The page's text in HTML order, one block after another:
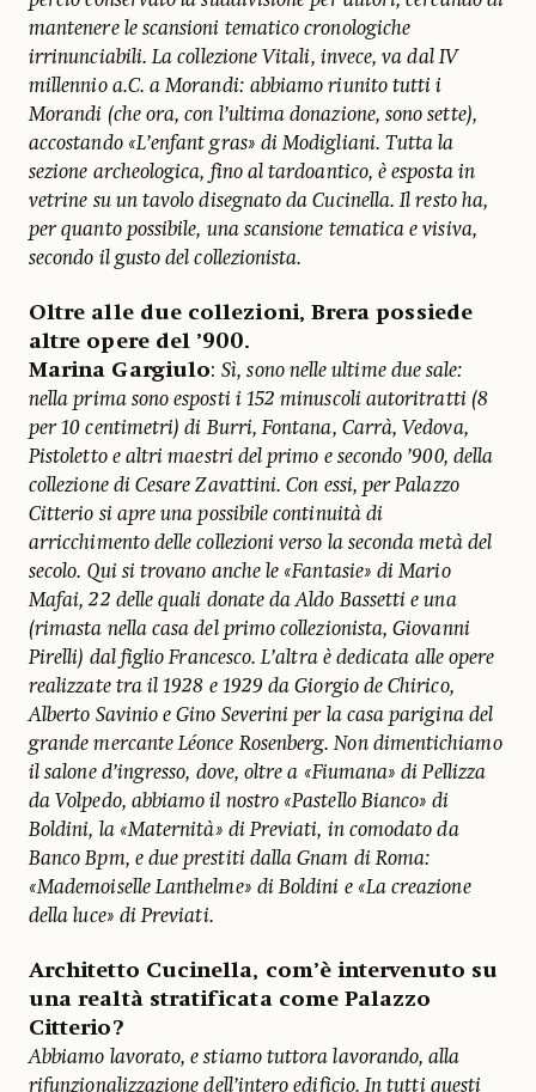
mantenere le scansioni tematico cronologiche
irrinunciabili. La collezione Vitali, invece, va dal IV
millennio a.C. a Morandi: abbiamo riunito tutti i
Morandi (che ora, con l’ultima donazione, sono sette),
accostando «L’enfant gras» di Modigliani. Tutta la
sezione archeologica, fino al tardoantico, è esposta in
vetrine su un tavolo disegnato da Cucinella. Il resto ha,
per quanto possibile, una scansione tematica e visiva,
secondo il gusto del collezionista.
Oltre alle due collezioni, Brera possiede
altre opere del ’900.
Marina Gargiulo:Sì, sono nelle ultime due sale:
nella prima sono esposti i 152 minuscoli autoritratti (8
per 10 centimetri) di Burri, Fontana, Carrà, Vedova,
Pistoletto e altri maestri del primo e secondo ’900, della
collezione di Cesare Zavattini. Con essi, per Palazzo
Citterio si apre una possibile continuità di
arricchimento delle collezioni verso la seconda metà del
secolo. Qui si trovano anche le «Fantasie» di Mario
Mafai, 22 delle quali donate da Aldo Bassetti e una
(rimasta nella casa del primo collezionista, Giovanni
Pirelli) dal figlio Francesco. L’altra è dedicata alle opere
realizzate tra il 1928 e 1929 da Giorgio de Chirico,
Alberto Savinio e Gino Severini per la casa parigina del
grande mercante Léonce Rosenberg. Non dimentichiamo
il salone d’ingresso, dove, oltre a «Fiumana» di Pellizza
da Volpedo, abbiamo il nostro «Pastello Bianco» di
Boldini, la «Maternità» di Previati, in comodato da
Banco Bpm, e due prestiti dalla Gnam di Roma:
«Mademoiselle Lanthelme» di Boldini e «La creazione
della luce» di Previati.
Architetto Cucinella, com’è intervenuto su
una realtà stratificata come Palazzo
Citterio?
Abbiamo lavorato, e stiamo tuttora lavorando, alla
rifunzionalizzazione dell’intero edificio. In tutti questi